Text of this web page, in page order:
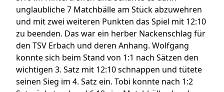
unglaubliche 7 Matchbälle am Stück abzuwehren
und mit zwei weiteren Punkten das Spiel mit 12:10
zu beenden. Das war ein herber Nackenschlag für
den TSV Erbach und deren Anhang. Wolfgang
konnte sich beim Stand von 1:1 nach Sätzen den
wichtigen 3. Satz mit 12:10 schnappen und tütete
seinen Sieg im 4. Satz ein. Tobi konnte nach 1:2